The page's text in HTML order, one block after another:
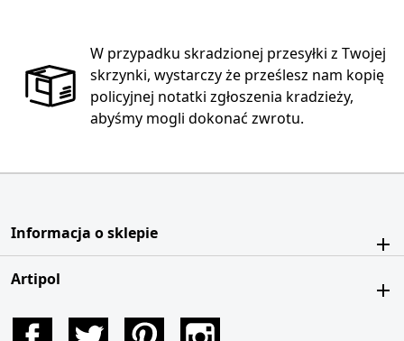
W przypadku skradzionej przesyłki z Twojej
skrzynki, wystarczy że prześlesz nam kopię
policyjnej notatki zgłoszenia kradzieży,
abyśmy mogli dokonać zwrotu.
Informacja o sklepie
Artipol
Facebook Twitter Pinterest